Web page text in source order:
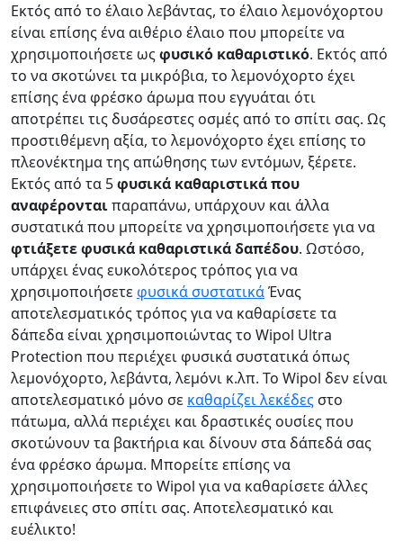
Εκτός από το έλαιο λεβάντας, το έλαιο λεμονόχορτου
είναι επίσης ένα αιθέριο έλαιο που μπορείτε να
χρησιμοποιήσετε ωςφυσικό καθαριστικό. Εκτός από
το να σκοτώνει τα μικρόβια, το λεμονόχορτο έχει
επίσης ένα φρέσκο άρωμα που εγγυάται ότι
αποτρέπει τις δυσάρεστες οσμές από το σπίτι σας. Ως
προστιθέμενη αξία, το λεμονόχορτο έχει επίσης το
πλεονέκτημα της απώθησης των εντόμων, ξέρετε.
Εκτός από τα 5φυσικά καθαριστικά που
αναφέρονταιπαραπάνω, υπάρχουν και άλλα
συστατικά που μπορείτε να χρησιμοποιήσετε για να
φτιάξετε φυσικά καθαριστικά δαπέδου. Ωστόσο,
υπάρχει ένας ευκολότερος τρόπος για να
χρησιμοποιήσετεφυσικά συστατικάΈνας
αποτελεσματικός τρόπος για να καθαρίσετε τα
δάπεδα είναι χρησιμοποιώντας το Wipol Ultra
Protection που περιέχει φυσικά συστατικά όπως
λεμονόχορτο, λεβάντα, λεμόνι κ.λπ. Το Wipol δεν είναι
αποτελεσματικό μόνο σε καθαρίζει λεκέδες στο
πάτωμα, αλλά περιέχει και δραστικές ουσίες που
σκοτώνουν τα βακτήρια και δίνουν στα δάπεδά σας
ένα φρέσκο άρωμα. Μπορείτε επίσης να
χρησιμοποιήσετε το Wipol για να καθαρίσετε άλλες
επιφάνειες στο σπίτι σας. Αποτελεσματικό και
ευέλικτο!